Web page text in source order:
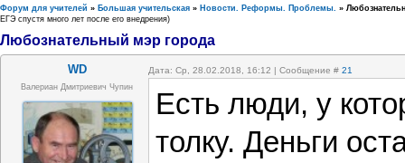
Форум для учителей » Большая учительская » Новости. Реформы. Проблемы. »
ЕГЭ спустя много лет после его внедрения)
Любознательный мэр города
WD Дата: Ср, 28.02.2018, 16:12 | Сообщение # 21
Валериан Дмитриевич Чупин
Есть люди, у
толку. Деньги